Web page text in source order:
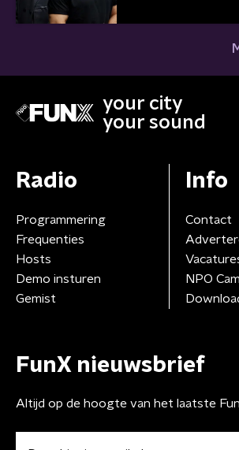
your city
your sound
Radio
Programmering
Frequenties
Hosts
Demo insturen
Gemist
Info
Contact
NPO
FunX nieuwsbrief
Altijd op de hoogte van het laatste